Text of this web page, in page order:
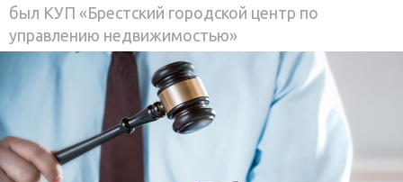
был КУП «Брестский городской центр по
управлению недвижимостью»